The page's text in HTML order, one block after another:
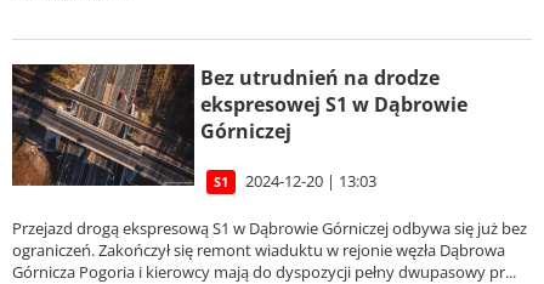
Bez utrudnień na drodze
ekspresowej S1 w Dąbrowie
Górniczej
S1 2024-12-20 | 13:03
Przejazd drogą ekspresową S1 w Dąbrowie Górniczej odbywa się już bez
ograniczeń. Zakończył się remont wiaduktu w rejonie węzła Dąbrowa
Górnicza Pogoria i kierowcy mają do dyspozycji pełny dwupasowy pr...